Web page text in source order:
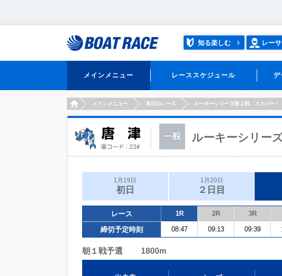
知る楽しむ レー
メインメニュー レーススケジュール デ
HOMEメインメニュー 本日のレース ルーキーシリーズ第２戦 スカパー！
ルーキーシリー
1月19日
初日
1月20日
２日目
レース 1R 2R 3R
締切予定時刻 08:47 09:13 09:39
朝１戦予選 1800m